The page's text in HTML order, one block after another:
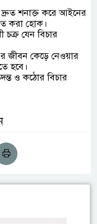
শনাক্ত করে আইনের
করা হোক।
যেন বিচার
জীবন কেড়ে নেওয়ার
হবে।
ও কঠোর বিচার